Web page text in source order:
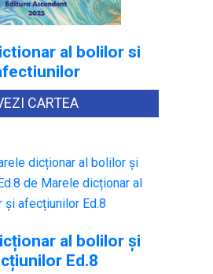
al bolilor si
CARTEA
al bolilor și
Ed.8